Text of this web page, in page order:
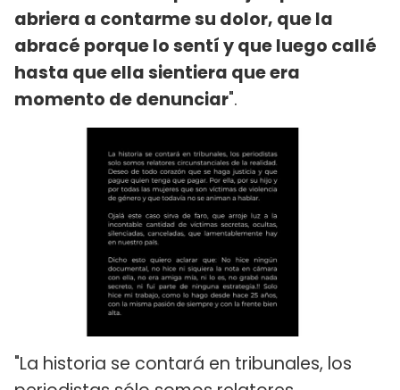
abriera a contarme su dolor, que la
abracé porque lo sentí y que luego callé
hasta que ella sientiera que era
momento de denunciar".
"La historia se contará en tribunales, los